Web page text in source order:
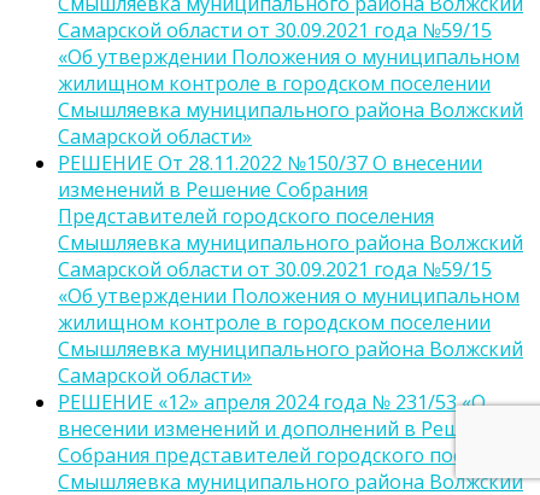
Самарской области от 30.09.2021 года №59/15
«Об утверждении Положения о муниципальном
жилищном контроле в городском поселении
Смышляевка муниципального района Волжский
Самарской области»
РЕШЕНИЕ От 28.11.2022 №150/37 О внесении
изменений в Решение Собрания
Представителей городского поселения
Смышляевка муниципального района Волжский
Самарской области от 30.09.2021 года №59/15
«Об утверждении Положения о муниципальном
жилищном контроле в городском поселении
Смышляевка муниципального района Волжский
Самарской области»
РЕШЕНИЕ «12» апреля 2024 года № 231/53 «О
внесении изменений и дополнений в Решение
Собрания представителей городского поселения
Смышляевка муниципального района Волжский